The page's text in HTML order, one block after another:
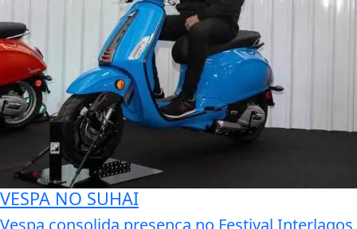
VESPA NO SUHAI
Vespa consolida presença no Festival Interlagos